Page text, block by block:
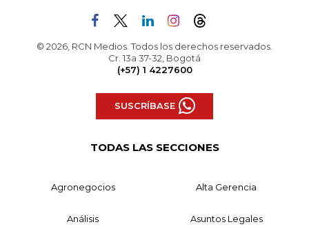
© 2026, RCN Medios. Todos los derechos reservados.
Cr. 13a 37-32, Bogotá
(+57) 1 4227600
SUSCRÍBASE
TODAS LAS SECCIONES
Agronegocios Alta Gerencia
Análisis Asuntos Legales